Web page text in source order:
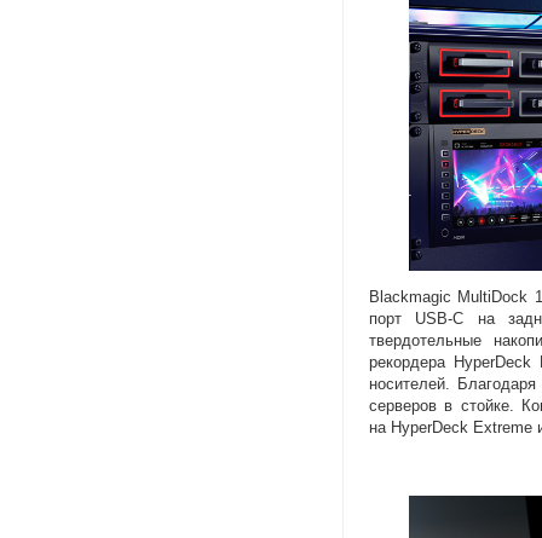
Blackmagic MultiDock
порт USB-C на
твердотельные
рекордера HyperDeck
носителей.
серверов в стойке.
на HyperDeck Extreme